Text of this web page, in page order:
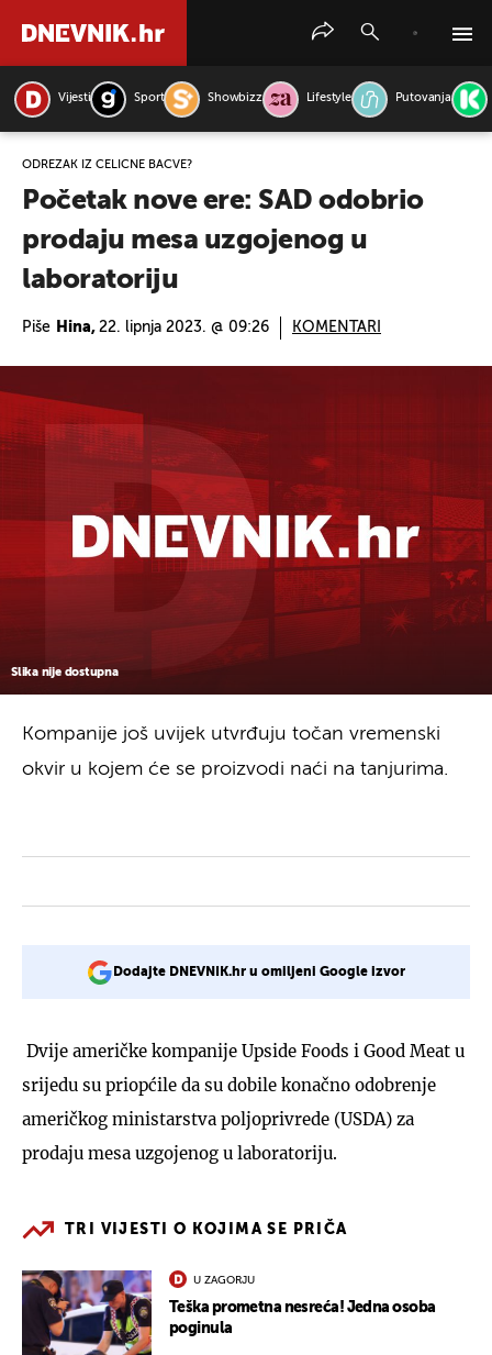
Vijesti Sport Showbizz Lifestyle Putovanja
ODREZAK IZ ČELIČNE BAČVE?
Početak nove ere: SAD odobrio
prodaju mesa uzgojenog u
laboratoriju
Piše Hina, 22. lipnja 2023. @ 09:26 KOMENTARI
Slika nije dostupna
Kompanije još uvijek utvrđuju točan vremenski
okvir u kojem će se proizvodi naći na tanjurima.
Dodajte DNEVNIK.hr u omiljeni Google izvor
Dvije američke kompanije Upside Foods i Good Meat u
srijedu su priopćile da su dobile konačno odobrenje
američkog ministarstva poljoprivrede (USDA) za
prodaju mesa uzgojenog u laboratoriju.
TRI VIJESTI O KOJIMA SE PRIČA
U ZAGORJU
Teška prometna nesreća! Jedna osoba
poginula
PRETRAŽITE VIJESTI